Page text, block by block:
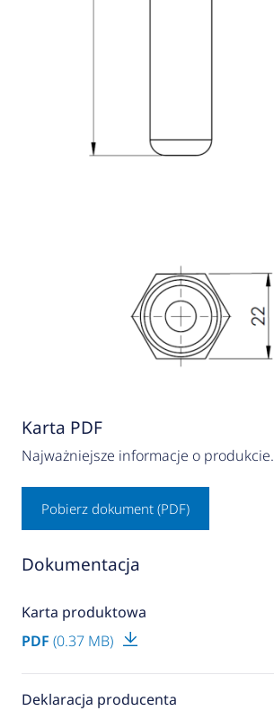
Karta PDF
Najważniejsze informacje o produkcie.
Pobierz dokument (PDF)
Dokumentacja
Karta produktowa
PDF (0.37 MB)
Deklaracja producenta